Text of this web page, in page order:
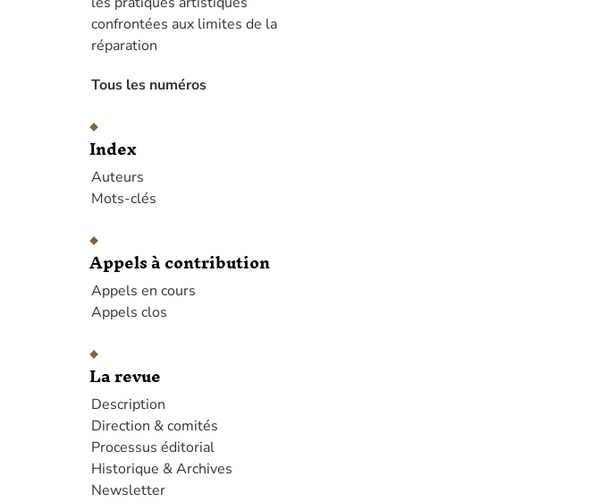
confrontées aux limites de la
réparation
Tous les numéros
Index
Auteurs
Mots-clés
Appels à contribution
Appels en cours
Appels clos
La revue
Description
Direction & comités
Processus éditorial
Historique & Archives
Newsletter